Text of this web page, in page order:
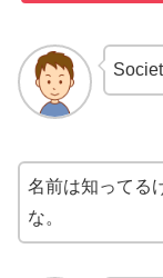
名前は知ってる
な。